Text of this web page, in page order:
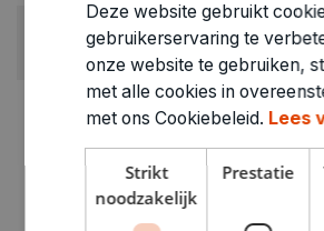
0207902
Deze website gebruikt
gebruikerservaring te
onze website te gebruiken,
met alle cookies in
met ons Cookiebeleid. Lees
Strikt
noodzakelijk
Prestatie